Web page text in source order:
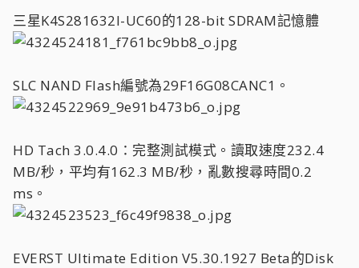
三星K4S281632I-UC60的128-bit SDRAM記憶體
SLC NAND Flash編號為29F16G08CANC1。
HD Tach 3.0.4.0：完整測試模式。讀取速度232.4
MB/秒，平均有162.3 MB/秒，亂數搜尋時間0.2
ms。
EVERST Ultimate Edition V5.30.1927 Beta的Disk